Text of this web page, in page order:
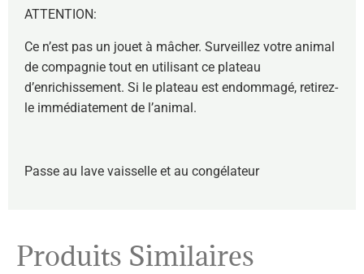
ATTENTION:
Ce n’est pas un jouet à mâcher. Surveillez votre animal
de compagnie tout en utilisant ce plateau
d’enrichissement. Si le plateau est endommagé, retirez-
le immédiatement de l’animal.
Passe au lave vaisselle et au congélateur
Produits Similaires